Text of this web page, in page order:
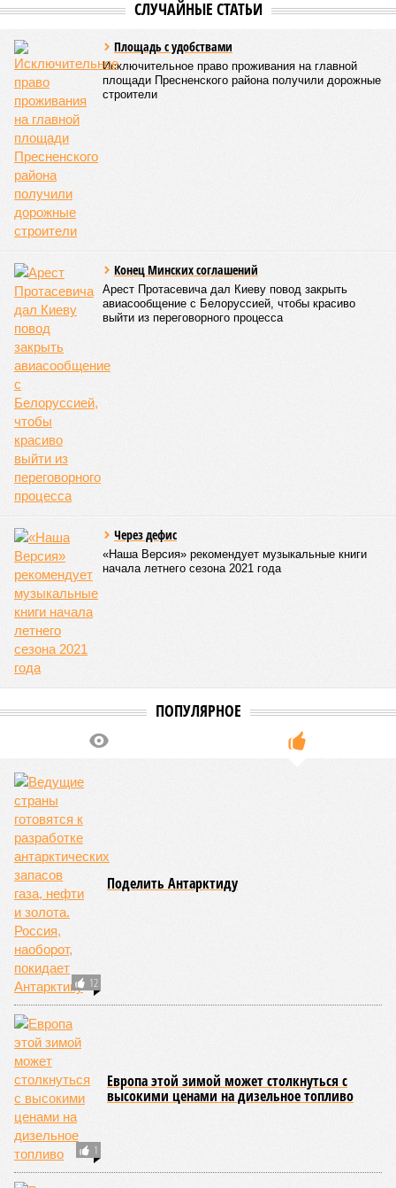
паводок, невероятные ливни. Несколько миллионов
человек не пережили этот разгул стихий. Вот что тогда
приключилось.
Зима 1931 года выдалась в Китае чрезвычайно
продолжительной и суровой. Снега образовалось огромное
количество – казалось бы, хороший знак после периода
великой суши, продолжавшегося с 1928-го. Но всё
обратилось катастрофой. Снег растаял, устремился в реки,
начался небывалый паводок, быстро обернувшийся
страшным наводнением, которое обильные весенние ливни
только усугубили. К июню всё это преобразовалось в
сразу девятью циклонами. Последствия оказались
невообразимыми: наводнение погребло под собой
территорию в 180 тыс. квадратных километров, что равно
по площади Карелии, шести Курским или Калужским
областям, десятку Чуваший.
В общем, недаром события 1931-го находятся на первом
месте в списке самых смертоносных стихийных бедствий,
когда-либо происходивших на планете. Число
пострадавших в тот год достигло 53 млн человек, число
погибших, по некоторым оценкам, составило 4 миллиона.
Впрочем, для Китая подобное не в новинку. Так, в сентябре
1887 года вода прорвала многочисленные дамбы на реке
как местность там довольно низменная, и потоп просто не
встречал препятствий на своём пути, уничтожая деревни и
целые города. Водой залило 130 тыс. квадратных
километров (а это больше территорий Оренбургской или
Кировской областей), 2 млн человек остались без крова,
ещё столько же погибли в результате спровоцированной
катастрофой пандемии.
Третье место по кровожадности в рейтинге стихийных
ставший самым мощным среди себе подобных за всю
историю наблюдений. Он поразил территории современной
Бангладеш, тогда называвшейся Восточным Пакистаном, и
жизни полумиллиона человек.
Кажется, стремящаяся сохранить свою чистоту природа
что-то знала о том, какие именно страны станут со
временем самыми «грязными» в плане производств, и
планомерно подтачивала их демографию. А как ещё
объяснить то, что в топ-10 природных катастроф почти все
места занимают бедствия, разразившиеся в Индии,
Пакистане, Бангладеш и Турции? Что характерно, Россию и
Европу подобные катастрофы никогда не затрагивали,
здесь беды были другими, включая массовый голод и
масштабные эпидемии вроде бубонной чумы (200 млн
погибших) или «испанки» (по разным оценкам, от 17,4 до
100 млн погибших во всём мире).
Когда земля – дыбом
Но это дела давно минувших дней. А что нам ждать в
дальнейшем? Авторы энциклопедии A-Z Animals,
основываясь на современных научных исследованиях и
глобальных тенденциях, составили свой список
потенциально самых смертоносных стихийных бедствий,
угрожающих человечеству непосредственно сейчас, в XXI